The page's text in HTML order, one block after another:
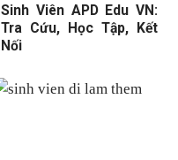
Sinh Viên APD Edu VN:
Tra Cứu, Học Tập, Kết
Nối